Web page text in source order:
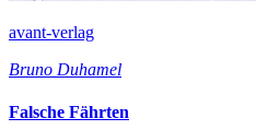
avant-verlag
Bruno Duhamel
Falsche Fährten